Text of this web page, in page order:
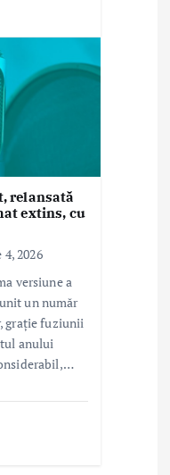
relansată
extins, cu
2026
versiune a
un număr
grație fuziunii
anului